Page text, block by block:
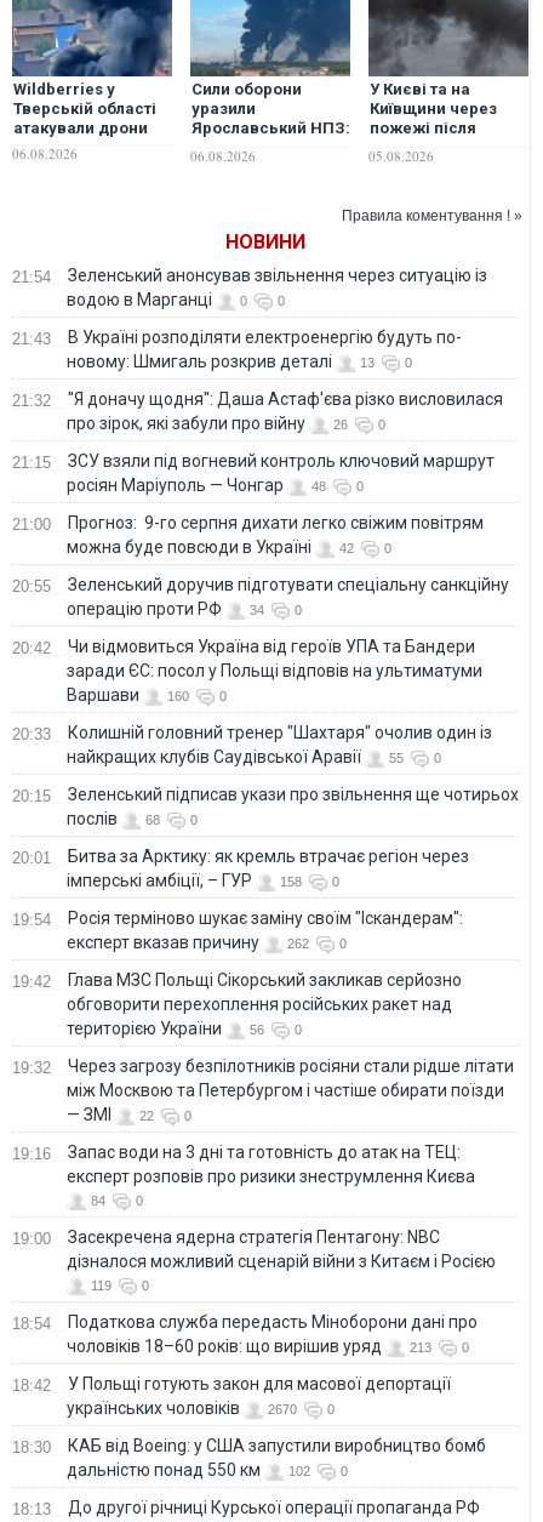
Wildberries у
Тверській області
атакували дрони
06.08.2026
Сили оборони
уразили
Ярославський НПЗ:
губернатор регіону
заявив про
06.08.2026
У Києві та на
Київщини через
пожежі після
російської атаки
тимчасово
05.08.2026
Правила коментування ! »
НОВИНИ
21:54
Зеленський анонсував звільнення через ситуацію із
водою в Марганці
0 0
21:43
В Україні розподіляти електроенергію будуть по-
новому: Шмигаль розкрив деталі
13 0
21:32
"Я доначу щодня": Даша Астаф'єва різко висловилася
про зірок, які забули про війну
26 0
21:15
ЗСУ взяли під вогневий контроль ключовий маршрут
росіян Маріуполь — Чонгар
48 0
21:00
Прогноз: 9-го серпня дихати легко свіжим повітрям
можна буде повсюди в Україні
42 0
20:55
Зеленський доручив підготувати спеціальну санкційну
операцію проти РФ
34 0
20:42
Чи відмовиться Україна від героїв УПА та Бандери
заради ЄС: посол у Польщі відповів на ультиматуми
Варшави
160 0
20:33
Колишній головний тренер "Шахтаря" очолив один із
найкращих клубів Саудівської Аравії
55 0
20:15
Зеленський підписав укази про звільнення ще чотирьох
послів
68 0
20:01
Битва за Арктику: як кремль втрачає регіон через
імперські амбіції, – ГУР
158 0
19:54
Росія терміново шукає заміну своїм "Іскандерам":
експерт вказав причину
262 0
19:42
Глава МЗС Польщі Сікорський закликав серйозно
обговорити перехоплення російських ракет над
територією України
56 0
19:32
Через загрозу безпілотників росіяни стали рідше літати
між Москвою та Петербургом і частіше обирати поїзди
— ЗМІ
22 0
19:16
Запас води на 3 дні та готовність до атак на ТЕЦ:
експерт розповів про ризики знеструмлення Києва
84 0
19:00
Засекречена ядерна стратегія Пентагону: NBC
дізналося можливий сценарій війни з Китаєм і Росією
119 0
18:54
Податкова служба передасть Міноборони дані про
чоловіків 18–60 років: що вирішив уряд
213 0
18:42
У Польщі готують закон для масової депортації
українських чоловіків
2670 0
18:30
КАБ від Boeing: у США запустили виробництво бомб
дальністю понад 550 км
102 0
18:13 До другої річниці Курської операції пропаганда РФ